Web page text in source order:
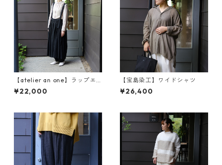
【atelier an one】ラップエ
プロン an2460
¥22,000
【宝島染工】ワイドシャツ
¥26,400